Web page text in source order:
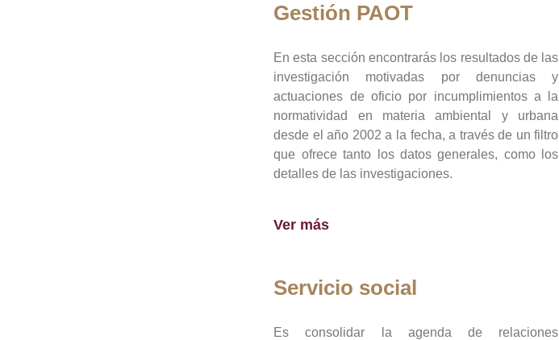
Gestión PAOT
En esta sección encontrarás los resultados de las
investigación motivadas por denuncias y
actuaciones de oficio por incumplimientos a la
normatividad en materia ambiental y urbana
desde el año 2002 a la fecha, a través de un filtro
que ofrece tanto los datos generales, como los
detalles de las investigaciones.
Ver más
Servicio social
Es consolidar la agenda de relaciones